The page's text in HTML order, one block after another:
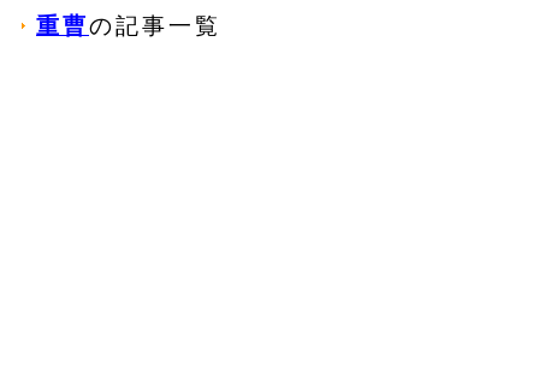
重曹の記事一覧